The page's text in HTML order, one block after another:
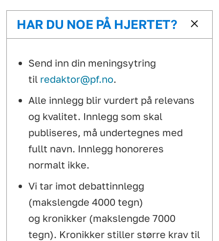
HAR DU NOE PÅ HJERTET?
Send inn din meningsytring
til redaktor@pf.no.
Alle innlegg blir vurdert på relevans
og kvalitet. Innlegg som skal
publiseres, må undertegnes med
fullt navn. Innlegg honoreres
normalt ikke.
Vi tar imot debattinnlegg
(makslengde 4000 tegn)
og kronikker (makslengde 7000
tegn). Kronikker stiller større krav til